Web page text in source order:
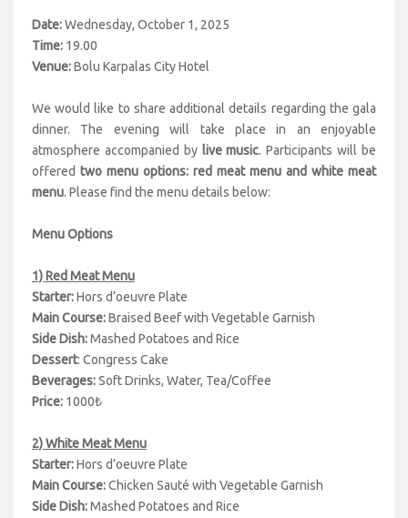
Date:Wednesday, October 1, 2025
Time: 19.00
Venue:Bolu Karpalas City Hotel
We would like to share additional details regarding the gala
dinner. The evening will take place in an enjoyable
atmosphere accompanied by live music. Participants will be
offered two menu options: red meat menu and white meat
menu. Please find the menu details below:
Menu Options
1) Red Meat Menu
Starter:Hors d’oeuvre Plate
Main Course:Braised Beef with Vegetable Garnish
Side Dish:Mashed Potatoes and Rice
Dessert: Congress Cake
Beverages:Soft Drinks, Water, Tea/Coffee
Price: 1000₺
2) White Meat Menu
Starter:Hors d’oeuvre Plate
Main Course:Chicken Sauté with Vegetable Garnish
Side Dish:Mashed Potatoes and Rice